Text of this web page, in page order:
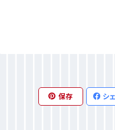
保存 シ